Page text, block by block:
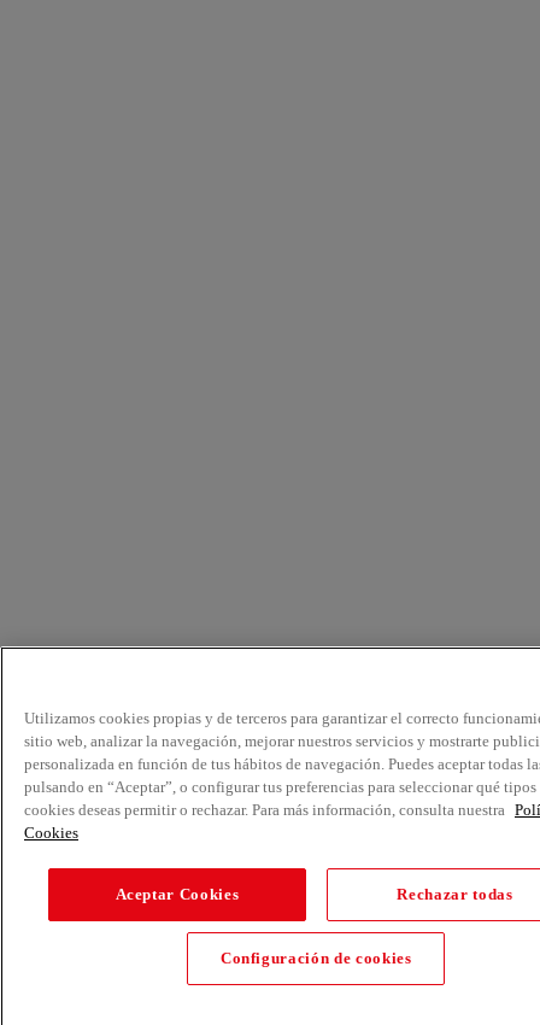
Utilizamos cookies propias y de terceros para garantizar el correcto
sitio web, analizar la navegación, mejorar nuestros servicios y mostrarte
personalizada en función de tus hábitos de navegación. Puedes aceptar todas
pulsando en “Aceptar”, o configurar tus preferencias para seleccionar qué tipos
cookies deseas permitir o rechazar. Para más información, consulta nuestra
Cookies
Aceptar Cookies Rechazar todas
Configuración de cookies